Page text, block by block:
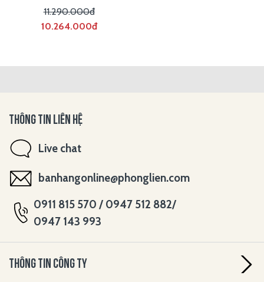
11.290.000đ
10.264.000đ
THÔNG TIN LIÊN HỆ
Live chat
banhangonline@phonglien.com
0911 815 570 / 0947 512 882/
0947 143 993
THÔNG TIN CÔNG TY